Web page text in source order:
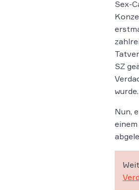
Sex-
SZ
wurde.
Nun,